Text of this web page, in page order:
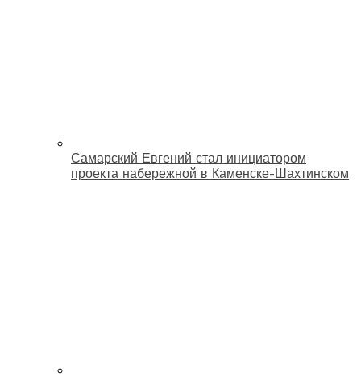
Самарский Евгений стал инициатором
проекта набережной в Каменске-Шахтинском